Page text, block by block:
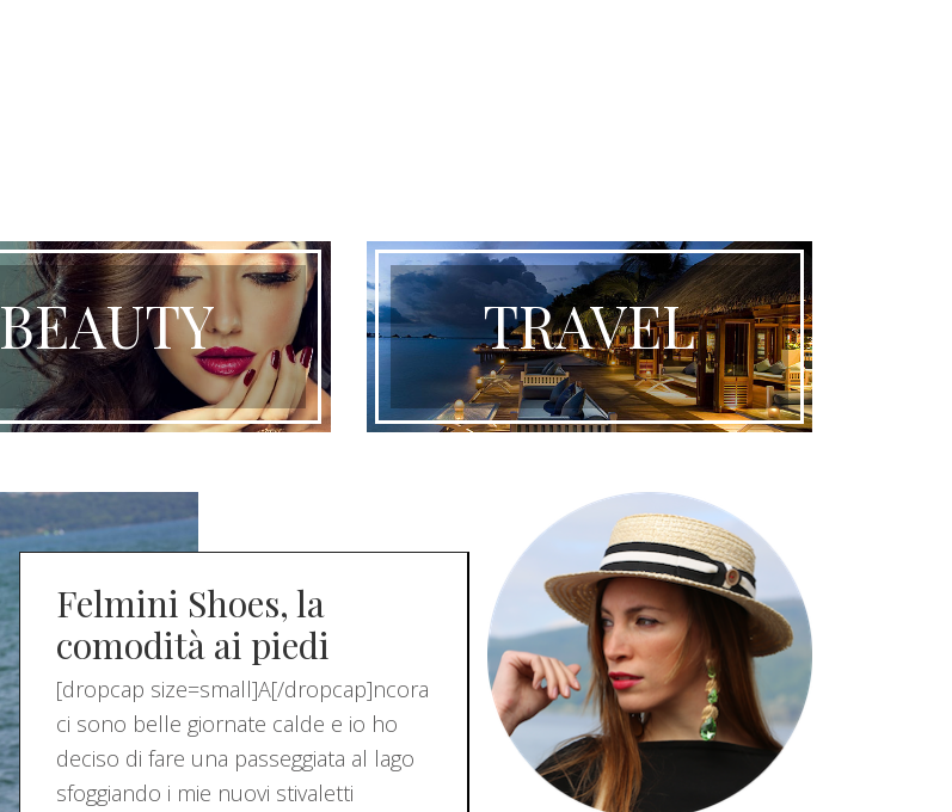
BEAUTY TRAVEL
Felmini Shoes, la
comodità ai piedi
[dropcap size=small]A[/dropcap]ncora
ci sono belle giornate calde e io ho
deciso di fare una passeggiata al lago
sfoggiando i mie nuovi stivaletti